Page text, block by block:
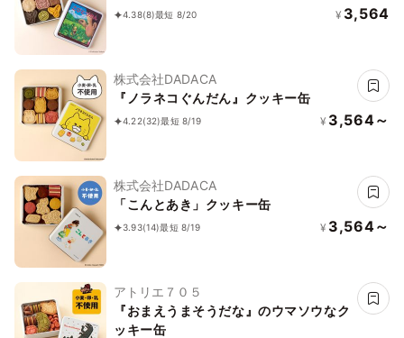
4.38(8)最短 8/20 ¥ 3,564
株式会社DADACA
『ノラネコぐんだん』クッキー缶
4.22(32)最短 8/19 ¥ 3,564～
株式会社DADACA
「こんとあき」クッキー缶
3.93(14)最短 8/19 ¥ 3,564～
アトリエ７０５
『おまえうまそうだな』のウマソウなク
ッキー缶